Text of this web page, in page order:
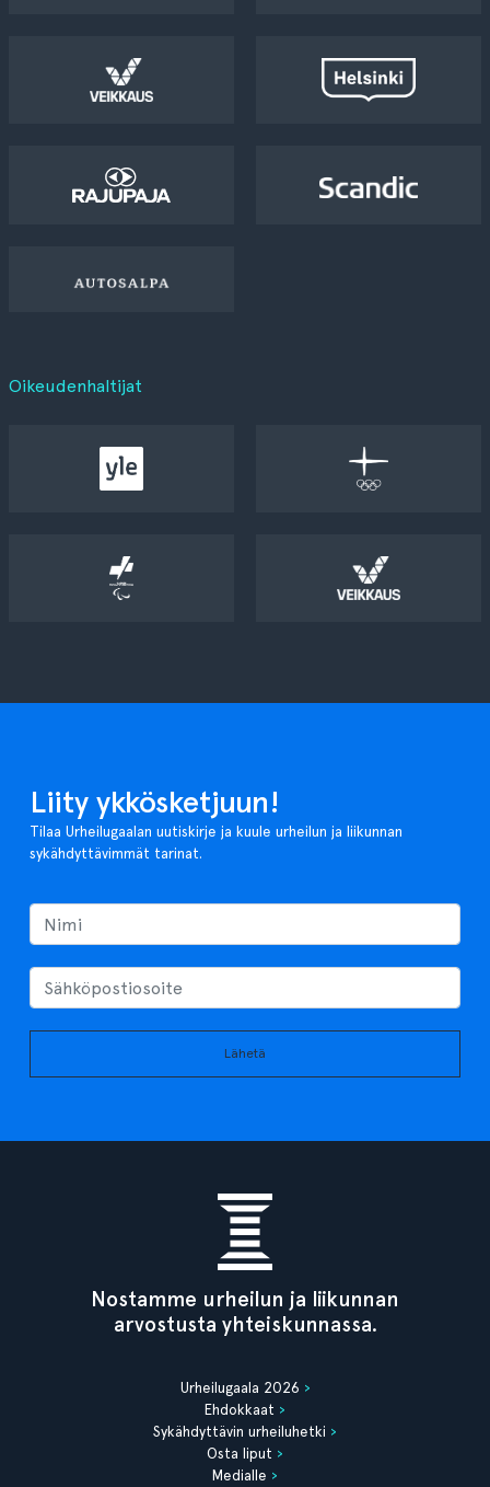
Oikeudenhaltijat
Liity ykkösketjuun!
Tilaa Urheilugaalan uutiskirje ja kuule urheilun ja liikunnan
sykähdyttävimmät tarinat.
Lähetä
Nostamme urheilun ja liikunnan
arvostusta yhteiskunnassa.
Urheilugaala 2026
Ehdokkaat
Sykähdyttävin urheiluhetki
Osta liput
Medialle